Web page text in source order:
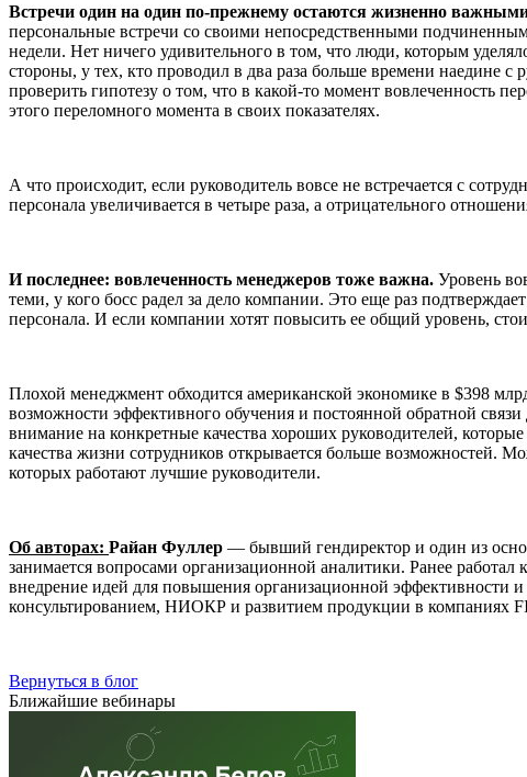
Встречи один на один по-прежнему остаются жизненно
персональные встречи со своими непосредственными
недели. Нет ничего удивительного в том, что люди, которым
стороны, у тех, кто проводил в два раза больше времени наедине
проверить гипотезу о том, что в какой-то момент вовлеченность
этого переломного момента в своих показателях.
А что происходит, если руководитель вовсе не встречается с
персонала увеличивается в четыре раза, а отрицательного
И последнее: вовлеченность менеджеров тоже важна. Уровень
теми, у кого босс радел за дело компании. Это еще раз
персонала. И если компании хотят повысить ее общий уровень,
Плохой менеджмент обходится американской экономике в $398
возможности эффективного обучения и постоянной обратной
внимание на конкретные качества хороших руководителей,
качества жизни сотрудников открывается больше возможностей.
которых работают лучшие руководители.
Об авторах: Райан Фуллер — бывший гендиректор и один из
занимается вопросами организационной аналитики. Ранее
внедрение идей для повышения организационной эффективности
консультированием, НИОКР и развитием продукции в компаниях
Вернуться в блог
Ближайшие вебинары